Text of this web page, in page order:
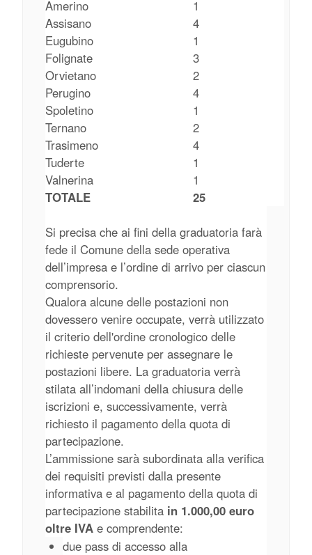
Amerino
1
Assisano
4
Eugubino
1
Folignate
3
Orvietano
2
Perugino
4
Spoletino
1
Ternano
2
Trasimeno
4
Tuderte
1
Valnerina
1
TOTALE
25
Si precisa che ai fini della graduatoria farà
fede il Comune della sede operativa
dell’impresa e l’ordine di arrivo per ciascun
comprensorio.
Qualora alcune delle postazioni non
dovessero venire occupate, verrà utilizzato
il criterio dell'ordine cronologico delle
richieste pervenute per assegnare le
postazioni libere. La graduatoria verrà
stilata all’indomani della chiusura delle
iscrizioni e, successivamente, verrà
richiesto il pagamento della quota di
partecipazione.
L’ammissione sarà subordinata alla verifica
dei requisiti previsti dalla presente
informativa e al pagamento della quota di
partecipazione stabilita in 1.000,00 euro
oltre IVA e comprendente:
due pass di accesso alla